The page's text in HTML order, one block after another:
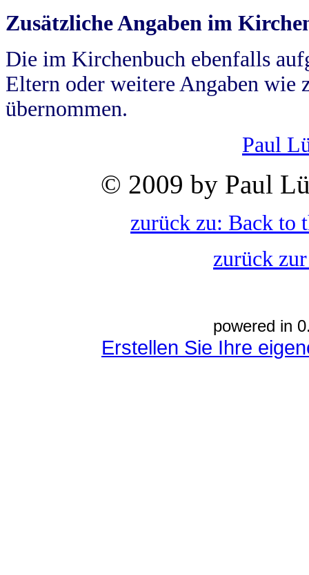
Zusätzliche Angaben im
Die im Kirchenbuch ebenfalls
Eltern oder weitere Angaben wie
übernommen.
Paul
© 2009 by Paul
zurück zu: Back to
zurück
powered in
Erstellen Sie Ihre